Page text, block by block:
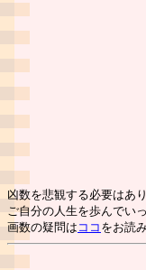
凶数を悲観する必要はあ
ご自分の人生を歩んでい
画数の疑問は ココ をお読